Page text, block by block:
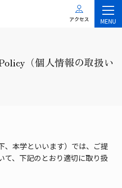
アクセス MENU
（個人情報の取扱い
、本学といいます）では、ご提
て、下記のとおり適切に取り扱